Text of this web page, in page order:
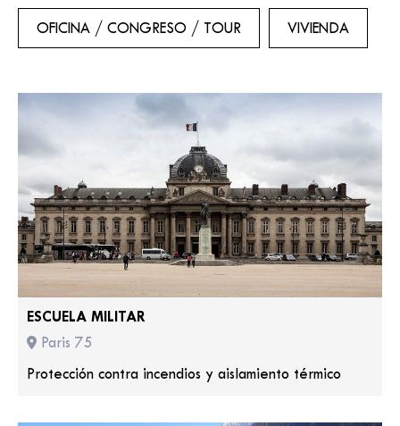
OFICINA / CONGRESO / TOUR VIVIENDA
ESCUELA MILITAR
Paris 75
Protección contra incendios y aislamiento térmico